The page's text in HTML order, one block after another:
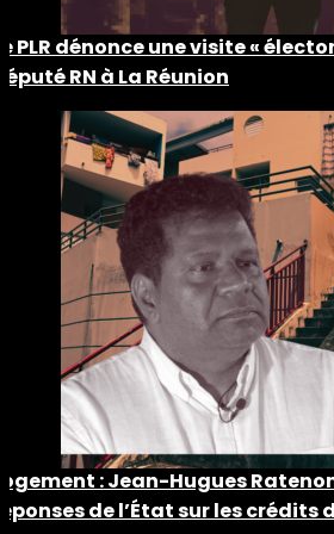
PLR dénonce une visite «
RN à La Réunion
: Jean-Hugues
de l’État sur les crédits